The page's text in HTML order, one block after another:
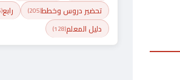
تحضير دروس وخطط(205) رابع(155)
دليل المعلم(128)